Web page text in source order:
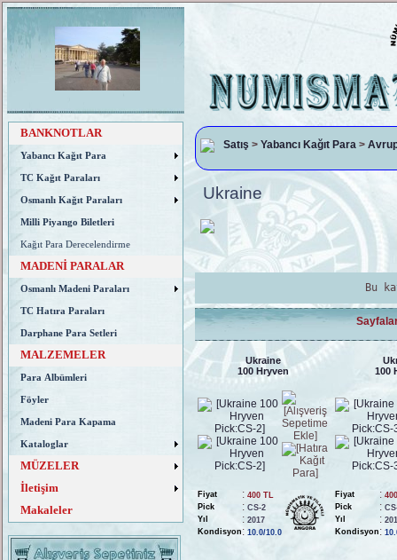
BANKNOTLAR
Yabancı Kağıt Para
TC Kağıt Paraları
Osmanlı Kağıt Paraları
Milli Piyango Biletleri
Kağıt Para Derecelendirme
MADENİ PARALAR
Osmanlı Madeni Paraları
TC Hatıra Paraları
Darphane Para Setleri
MALZEMELER
Para Albümleri
Föyler
Madeni Para Kapama
Kataloglar
MÜZELER
İletişim
Makaleler
Satış >Yabancı Kağıt Para >
Ukraine
Bu
Ukraine
100 Hryven
Fiyat : 400 TL
Pick
: CS-2
Yıl
: 2017
Kondisyon : 10.0/10.0
100
Fiyat :
Pick
:
Yıl
:
Kondisyon :